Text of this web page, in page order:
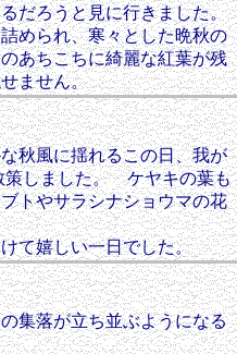
だろうと見に行きました。
められ、寒々とした晩秋の
あちこちに綺麗な紅葉が残
ません。
秋風に揺れるこの日、我が
策しました。 ケヤキの葉も
トやサラシナショウマの花
て嬉しい一日でした。
集落が立ち並ぶようになる